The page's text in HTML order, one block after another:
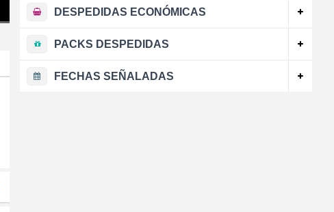
DESPEDIDAS ECONÓMICAS
PACKS DESPEDIDAS
FECHAS SEÑALADAS